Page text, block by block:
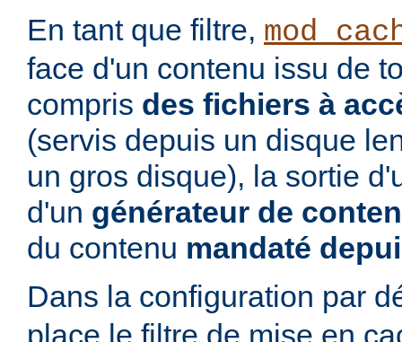
En tant que filtre,
face d'un contenu issu de
compris des fichiers à
(servis depuis un disque
un gros disque), la sortie
d'un générateur de
du contenu mandaté
Dans la configuration par
place le filtre de mise en